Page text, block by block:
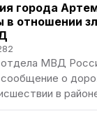
города
в отношении
МВД
о
в